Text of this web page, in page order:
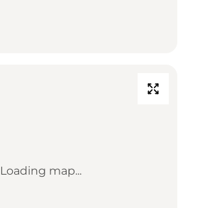
Loading map...